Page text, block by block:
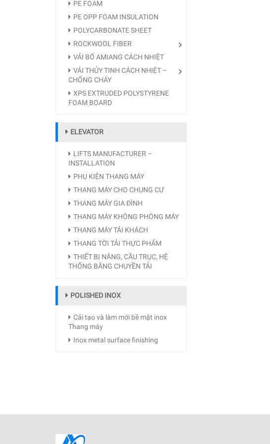
PE FOAM
PE OPP FOAM INSULATION
POLYCARBONATE SHEET
ROCKWOOL FIBER
VẢI BỐ AMIANG CÁCH NHIỆT
VẢI THỦY TINH CÁCH NHIỆT –
CHỐNG CHÁY
XPS EXTRUDED POLYSTYRENE
FOAM BOARD
ELEVATOR
LIFTS MANUFACTURER –
INSTALLATION
PHỤ KIỆN THANG MÁY
THANG MÁY CHO CHUNG CƯ
THANG MÁY GIA ĐÌNH
THANG MÁY KHÔNG PHÒNG MÁY
THANG MÁY TẢI KHÁCH
THANG TỜI TẢI THỰC PHẨM
THIẾT BỊ NÂNG, CẦU TRỤC, HỆ
THỐNG BĂNG CHUYỀN TẢI
POLISHED INOX
Cải tạo và làm mới bề mặt inox
Thang máy
Inox metal surface finishing